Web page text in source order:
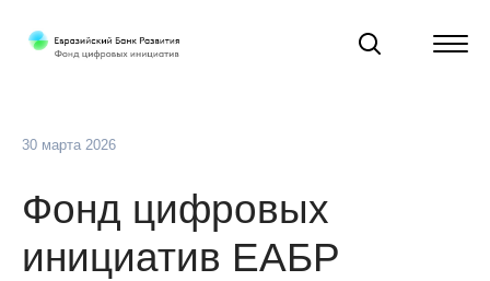
30 марта 2026
Фонд цифровых
инициатив ЕАБР